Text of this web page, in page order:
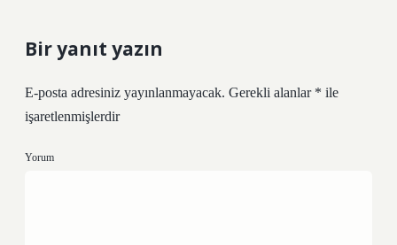
Bir yanıt yazın
E-posta adresiniz yayınlanmayacak. Gerekli alanlar * ile
işaretlenmişlerdir
Yorum